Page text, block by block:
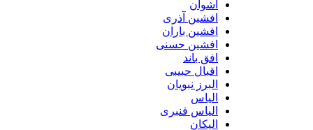
افشین آذری
افشین باران
افشین حسنی
افق باند
اقبال حبیبی
البرز نبویان
الیاس قنبرى